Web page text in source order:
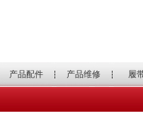
产品配件 产品维修 履